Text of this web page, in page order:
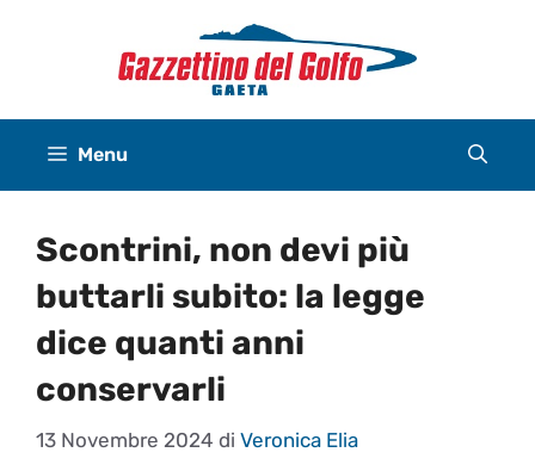
Menu
Scontrini, non devi più
buttarli subito: la legge
dice quanti anni
conservarli
13 Novembre 2024 di Veronica Elia